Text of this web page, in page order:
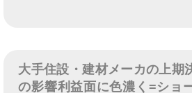
大手住設・建材メーカの上期
の影響利益面に色濃く=ショ